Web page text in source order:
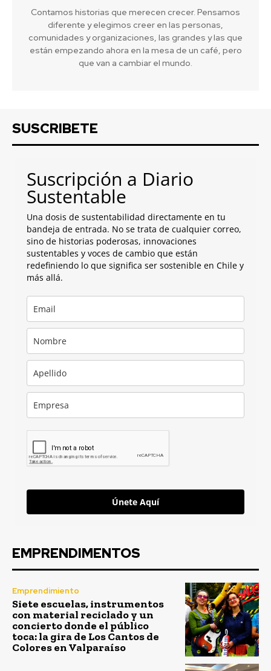
Contamos historias que merecen crecer. Pensamos
diferente y elegimos creer en las personas,
comunidades y organizaciones, las grandes y las que
están empezando ahora en la mesa de un café, pero
que van a cambiar el mundo.
SUSCRIBETE
Suscripción a Diario
Sustentable
Una dosis de sustentabilidad directamente en tu
bandeja de entrada. No se trata de cualquier correo,
sino de historias poderosas, innovaciones
sustentables y voces de cambio que están
redefiniendo lo que significa ser sostenible en Chile y
más allá.
Únete Aquí
EMPRENDIMENTOS
Emprendimiento
Siete escuelas, instrumentos
con material reciclado y un
concierto donde el público
toca: la gira de Los Cantos de
Colores en Valparaíso